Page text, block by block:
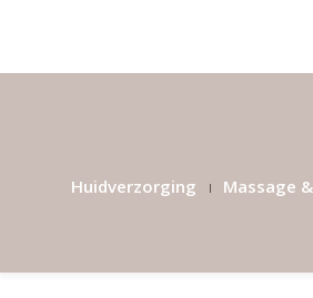
Huidverzorging Massage